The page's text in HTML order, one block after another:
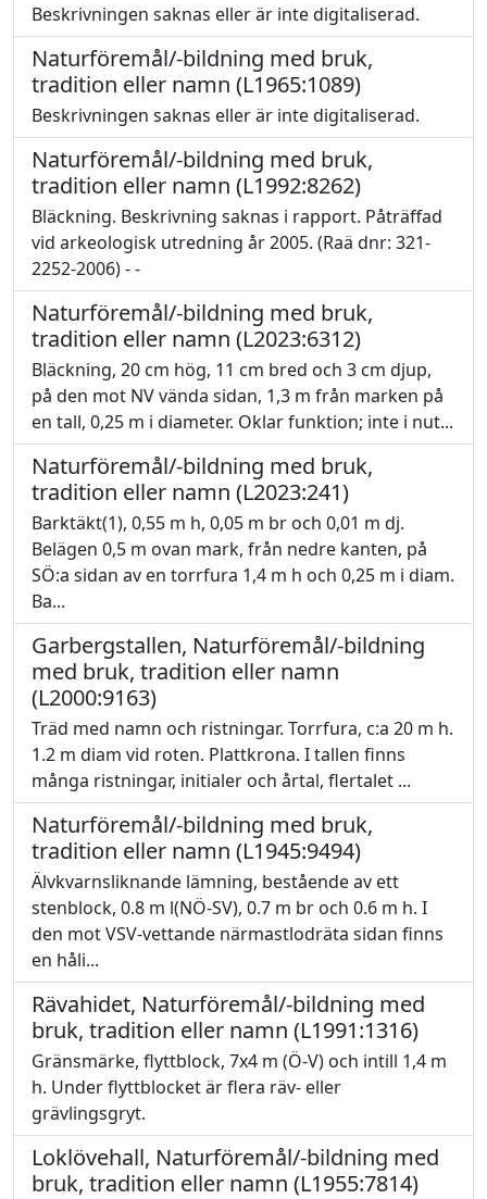
Beskrivningen saknas eller är inte digitaliserad.
Naturföremål/-bildning med bruk,
tradition eller namn (L1965:1089)
Beskrivningen saknas eller är inte digitaliserad.
Naturföremål/-bildning med bruk,
tradition eller namn (L1992:8262)
Bläckning. Beskrivning saknas i rapport. Påträffad
vid arkeologisk utredning år 2005. (Raä dnr: 321-
2252-2006) - -
Naturföremål/-bildning med bruk,
tradition eller namn (L2023:6312)
Bläckning, 20 cm hög, 11 cm bred och 3 cm djup,
på den mot NV vända sidan, 1,3 m från marken på
en tall, 0,25 m i diameter. Oklar funktion; inte i nut...
Naturföremål/-bildning med bruk,
tradition eller namn (L2023:241)
Barktäkt(1), 0,55 m h, 0,05 m br och 0,01 m dj.
Belägen 0,5 m ovan mark, från nedre kanten, på
SÖ:a sidan av en torrfura 1,4 m h och 0,25 m i diam.
Ba...
Garbergstallen, Naturföremål/-bildning
med bruk, tradition eller namn
(L2000:9163)
Träd med namn och ristningar. Torrfura, c:a 20 m h.
1.2 m diam vid roten. Plattkrona. I tallen finns
många ristningar, initialer och årtal, flertalet ...
Naturföremål/-bildning med bruk,
tradition eller namn (L1945:9494)
Älvkvarnsliknande lämning, bestående av ett
stenblock, 0.8 m l(NÖ-SV), 0.7 m br och 0.6 m h. I
den mot VSV-vettande närmastlodräta sidan finns
en håli...
Rävahidet, Naturföremål/-bildning med
bruk, tradition eller namn (L1991:1316)
Gränsmärke, flyttblock, 7x4 m (Ö-V) och intill 1,4 m
h. Under flyttblocket är flera räv- eller
grävlingsgryt.
Loklövehall, Naturföremål/-bildning med
bruk, tradition eller namn (L1955:7814)